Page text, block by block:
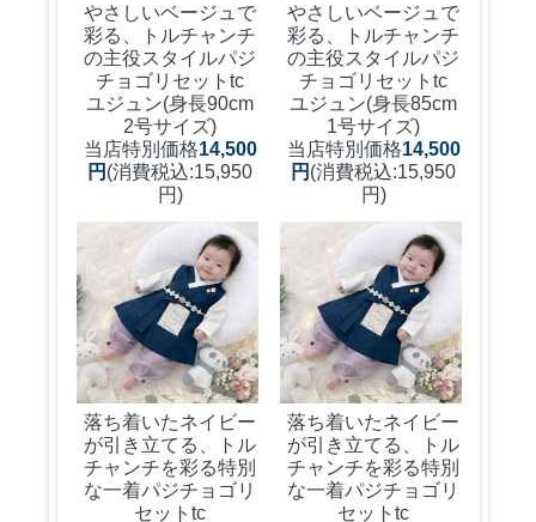
やさしいベージュで
彩る、トルチャンチ
の主役スタイルパジ
チョゴリセットtc
ユジュン(身長90cm
2号サイズ)
当店特別価格14,500
円 (消費税込:15,950
円)
やさしいベージュで
彩る、トルチャンチ
の主役スタイルパジ
チョゴリセットtc
ユジュン(身長85cm
1号サイズ)
当店特別価格14,500
円 (消費税込:15,950
円)
落ち着いたネイビー
が引き立てる、トル
チャンチを彩る特別
な一着パジチョゴリ
セットtc
落ち着いたネイビー
が引き立てる、トル
チャンチを彩る特別
な一着パジチョゴリ
セットtc